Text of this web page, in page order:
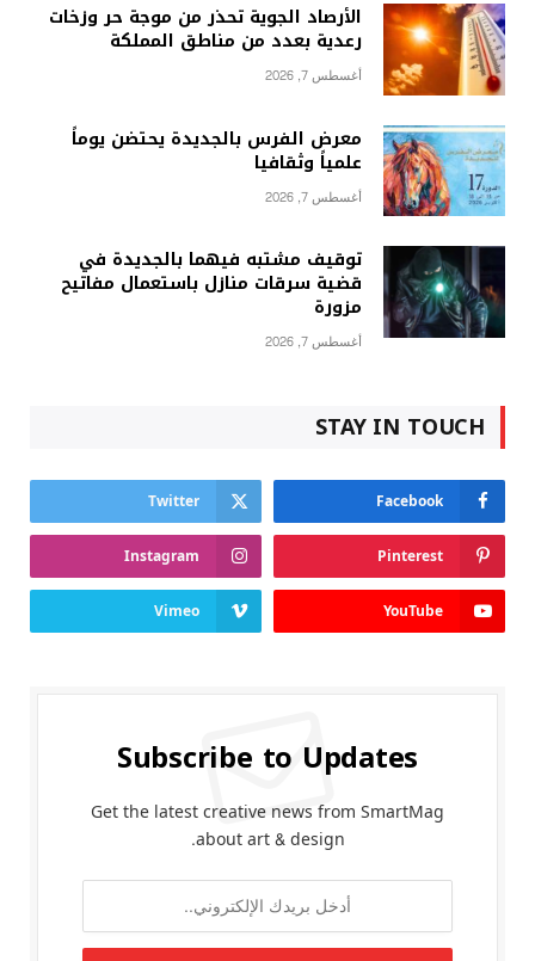
الأرصاد الجوية تحذر من موجة حر وزخات
رعدية بعدد من مناطق المملكة
أغسطس 7, 2026
معرض الفرس بالجديدة يحتضن يوماً
علمياً وثقافيا
أغسطس 7, 2026
توقيف مشتبه فيهما بالجديدة في
قضية سرقات منازل باستعمال مفاتيح
مزورة
أغسطس 7, 2026
STAY IN TOUCH
Facebook
Twitter
Pinterest
Instagram
YouTube
Vimeo
Subscribe to Updates
Get the latest creative news from SmartMag
about art & design.